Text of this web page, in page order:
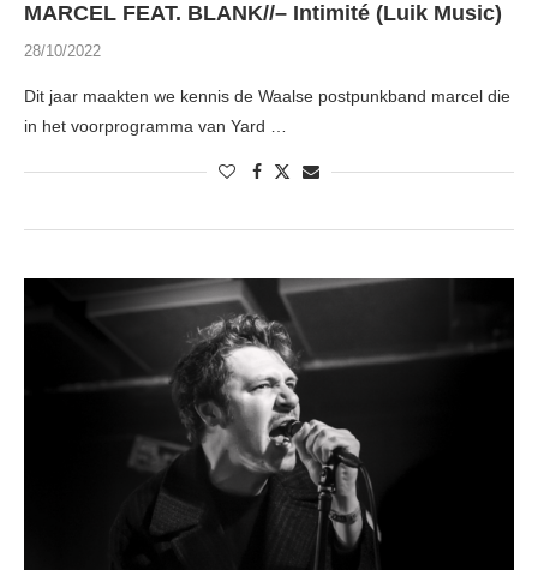
MARCEL FEAT. BLANK//– Intimité (Luik Music)
28/10/2022
Dit jaar maakten we kennis de Waalse postpunkband marcel die
in het voorprogramma van Yard …